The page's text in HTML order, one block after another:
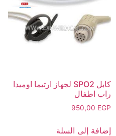
كابل SPO2 لجهاز ارتيما اوميدا
راب اطفال
950,00EGP
إضافة إلى السلة